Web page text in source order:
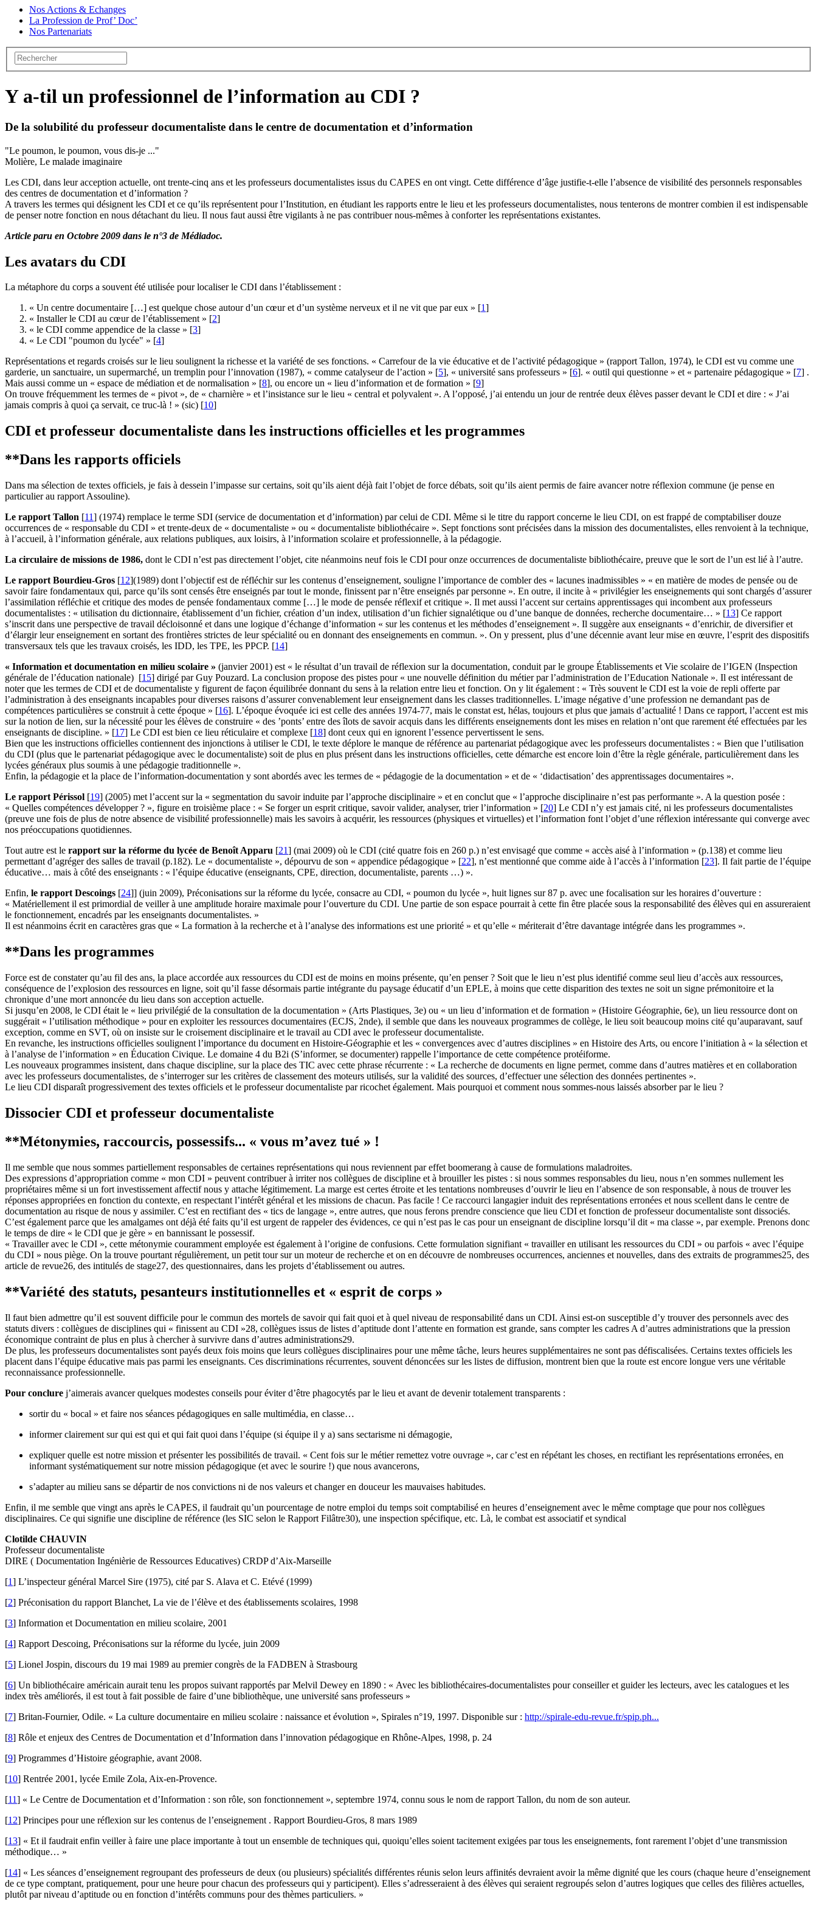
Nos Actions & Echanges
La Profession de Prof’ Doc’
Nos Partenariats
Y a-til un professionnel de l’information au CDI ?
De la solubilité du professeur documentaliste dans le centre de documentation et d’information
"Le poumon, le poumon, vous dis-je ..."
Molière, Le malade imaginaire
Les CDI, dans leur acception actuelle, ont trente-cinq ans et les professeurs documentalistes issus du CAPES en ont vingt. Cette différence d’âge justifie-t-elle l’absence de visibilité des personnels responsables
des centres de documentation et d’information ?
A travers les termes qui désignent les CDI et ce qu’ils représentent pour l’Institution, en étudiant les rapports entre le lieu et les professeurs documentalistes, nous tenterons de montrer combien il est indispensable
de penser notre fonction en nous détachant du lieu. Il nous faut aussi être vigilants à ne pas contribuer nous-mêmes à conforter les représentations existantes.
Article paru en Octobre 2009 dans le n°3 de Médiadoc.
Les avatars du CDI
La métaphore du corps a souvent été utilisée pour localiser le CDI dans l’établissement :
« Un centre documentaire […] est quelque chose autour d’un cœur et d’un système nerveux et il ne vit que par eux » [1]
« Installer le CDI au cœur de l’établissement » [2]
« le CDI comme appendice de la classe » [3]
« Le CDI "poumon du lycée" » [4]
Représentations et regards croisés sur le lieu soulignent la richesse et la variété de ses fonctions. « Carrefour de la vie éducative et de l’activité pédagogique » (rapport Tallon, 1974), le CDI est vu comme une
garderie, un sanctuaire, un supermarché, un tremplin pour l’innovation (1987), « comme catalyseur de l’action » [5], « université sans professeurs » [6]. « outil qui questionne » et « partenaire pédagogique » [7] .
Mais aussi comme un « espace de médiation et de normalisation » [8], ou encore un « lieu d’information et de formation » [9]
On trouve fréquemment les termes de « pivot », de « charnière » et l’insistance sur le lieu « central et polyvalent ». A l’opposé, j’ai entendu un jour de rentrée deux élèves passer devant le CDI et dire : « J’ai
jamais compris à quoi ça servait, ce truc-là ! » (sic) [10]
CDI et professeur documentaliste dans les instructions officielles et les programmes
**Dans les rapports officiels
Dans ma sélection de textes officiels, je fais à dessein l’impasse sur certains, soit qu’ils aient déjà fait l’objet de force débats, soit qu’ils aient permis de faire avancer notre réflexion commune (je pense en
particulier au rapport Assouline).
Le rapport Tallon [11] (1974) remplace le terme SDI (service de documentation et d’information) par celui de CDI. Même si le titre du rapport concerne le lieu CDI, on est frappé de comptabiliser douze
occurrences de « responsable du CDI » et trente-deux de « documentaliste » ou « documentaliste bibliothécaire ». Sept fonctions sont précisées dans la mission des documentalistes, elles renvoient à la technique,
à l’accueil, à l’information générale, aux relations publiques, aux loisirs, à l’information scolaire et professionnelle, à la pédagogie.
La circulaire de missions de 1986, dont le CDI n’est pas directement l’objet, cite néanmoins neuf fois le CDI pour onze occurrences de documentaliste bibliothécaire, preuve que le sort de l’un est lié à l’autre.
Le rapport Bourdieu-Gros [12](1989) dont l’objectif est de réfléchir sur les contenus d’enseignement, souligne l’importance de combler des « lacunes inadmissibles » « en matière de modes de pensée ou de
savoir faire fondamentaux qui, parce qu’ils sont censés être enseignés par tout le monde, finissent par n’être enseignés par personne ». En outre, il incite à « privilégier les enseignements qui sont chargés d’assurer
l’assimilation réfléchie et critique des modes de pensée fondamentaux comme […] le mode de pensée réflexif et critique ». Il met aussi l’accent sur certains apprentissages qui incombent aux professeurs
documentalistes : « utilisation du dictionnaire, établissement d’un fichier, création d’un index, utilisation d’un fichier signalétique ou d’une banque de données, recherche documentaire… » [13] Ce rapport
s’inscrit dans une perspective de travail décloisonné et dans une logique d’échange d’information « sur les contenus et les méthodes d’enseignement ». Il suggère aux enseignants « d’enrichir, de diversifier et
d’élargir leur enseignement en sortant des frontières strictes de leur spécialité ou en donnant des enseignements en commun. ». On y pressent, plus d’une décennie avant leur mise en œuvre, l’esprit des dispositifs
transversaux tels que les travaux croisés, les IDD, les TPE, les PPCP. [14]
« Information et documentation en milieu scolaire » (janvier 2001) est « le résultat d’un travail de réflexion sur la documentation, conduit par le groupe Établissements et Vie scolaire de l’IGEN (Inspection
générale de l’éducation nationale) [15] dirigé par Guy Pouzard. La conclusion propose des pistes pour « une nouvelle définition du métier par l’administration de l’Education Nationale ». Il est intéressant de
noter que les termes de CDI et de documentaliste y figurent de façon équilibrée donnant du sens à la relation entre lieu et fonction. On y lit également : « Très souvent le CDI est la voie de repli offerte par
l’administration à des enseignants incapables pour diverses raisons d’assurer convenablement leur enseignement dans les classes traditionnelles. L’image négative d’une profession ne demandant pas de
compétences particulières se construit à cette époque » [16]. L’époque évoquée ici est celle des années 1974-77, mais le constat est, hélas, toujours et plus que jamais d’actualité ! Dans ce rapport, l’accent est mis
sur la notion de lien, sur la nécessité pour les élèves de construire « des ’ponts’ entre des îlots de savoir acquis dans les différents enseignements dont les mises en relation n’ont que rarement été effectuées par les
enseignants de discipline. » [17] Le CDI est bien ce lieu réticulaire et complexe [18] dont ceux qui en ignorent l’essence pervertissent le sens.
Bien que les instructions officielles contiennent des injonctions à utiliser le CDI, le texte déplore le manque de référence au partenariat pédagogique avec les professeurs documentalistes : « Bien que l’utilisation
du CDI (plus que le partenariat pédagogique avec le documentaliste) soit de plus en plus présent dans les instructions officielles, cette démarche est encore loin d’être la règle générale, particulièrement dans les
lycées généraux plus soumis à une pédagogie traditionnelle ».
Enfin, la pédagogie et la place de l’information-documentation y sont abordés avec les termes de « pédagogie de la documentation » et de « ‘didactisation’ des apprentissages documentaires ».
Le rapport Périssol [19] (2005) met l’accent sur la « segmentation du savoir induite par l’approche disciplinaire » et en conclut que « l’approche disciplinaire n’est pas performante ». A la question posée :
« Quelles compétences développer ? », figure en troisième place : « Se forger un esprit critique, savoir valider, analyser, trier l’information » [20] Le CDI n’y est jamais cité, ni les professeurs documentalistes
(preuve une fois de plus de notre absence de visibilité professionnelle) mais les savoirs à acquérir, les ressources (physiques et virtuelles) et l’information font l’objet d’une réflexion intéressante qui converge avec
nos préoccupations quotidiennes.
Tout autre est le rapport sur la réforme du lycée de Benoît Apparu [21] (mai 2009) où le CDI (cité quatre fois en 260 p.) n’est envisagé que comme « accès aisé à l’information » (p.138) et comme lieu
permettant d’agréger des salles de travail (p.182). Le « documentaliste », dépourvu de son « appendice pédagogique » [22], n’est mentionné que comme aide à l’accès à l’information [23]. Il fait partie de l’équipe
éducative… mais à côté des enseignants : « l’équipe éducative (enseignants, CPE, direction, documentaliste, parents …) ».
Enfin, le rapport Descoings [24]] (juin 2009), Préconisations sur la réforme du lycée, consacre au CDI, « poumon du lycée », huit lignes sur 87 p. avec une focalisation sur les horaires d’ouverture :
« Matériellement il est primordial de veiller à une amplitude horaire maximale pour l’ouverture du CDI. Une partie de son espace pourrait à cette fin être placée sous la responsabilité des élèves qui en assureraient
le fonctionnement, encadrés par les enseignants documentalistes. »
Il est néanmoins écrit en caractères gras que « La formation à la recherche et à l’analyse des informations est une priorité » et qu’elle « mériterait d’être davantage intégrée dans les programmes ».
**Dans les programmes
Force est de constater qu’au fil des ans, la place accordée aux ressources du CDI est de moins en moins présente, qu’en penser ? Soit que le lieu n’est plus identifié comme seul lieu d’accès aux ressources,
conséquence de l’explosion des ressources en ligne, soit qu’il fasse désormais partie intégrante du paysage éducatif d’un EPLE, à moins que cette disparition des textes ne soit un signe prémonitoire et la
chronique d’une mort annoncée du lieu dans son acception actuelle.
Si jusqu’en 2008, le CDI était le « lieu privilégié de la consultation de la documentation » (Arts Plastiques, 3e) ou « un lieu d’information et de formation » (Histoire Géographie, 6e), un lieu ressource dont on
suggérait « l’utilisation méthodique » pour en exploiter les ressources documentaires (ECJS, 2nde), il semble que dans les nouveaux programmes de collège, le lieu soit beaucoup moins cité qu’auparavant, sauf
exception, comme en SVT, où on insiste sur le croisement disciplinaire et le travail au CDI avec le professeur documentaliste.
En revanche, les instructions officielles soulignent l’importance du document en Histoire-Géographie et les « convergences avec d’autres disciplines » en Histoire des Arts, ou encore l’initiation à « la sélection et
à l’analyse de l’information » en Éducation Civique. Le domaine 4 du B2i (S’informer, se documenter) rappelle l’importance de cette compétence protéiforme.
Les nouveaux programmes insistent, dans chaque discipline, sur la place des TIC avec cette phrase récurrente : « La recherche de documents en ligne permet, comme dans d’autres matières et en collaboration
avec les professeurs documentalistes, de s’interroger sur les critères de classement des moteurs utilisés, sur la validité des sources, d’effectuer une sélection des données pertinentes ».
Le lieu CDI disparaît progressivement des textes officiels et le professeur documentaliste par ricochet également. Mais pourquoi et comment nous sommes-nous laissés absorber par le lieu ?
Dissocier CDI et professeur documentaliste
**Métonymies, raccourcis, possessifs... « vous m’avez tué » !
Il me semble que nous sommes partiellement responsables de certaines représentations qui nous reviennent par effet boomerang à cause de formulations maladroites.
Des expressions d’appropriation comme « mon CDI » peuvent contribuer à irriter nos collègues de discipline et à brouiller les pistes : si nous sommes responsables du lieu, nous n’en sommes nullement les
propriétaires même si un fort investissement affectif nous y attache légitimement. La marge est certes étroite et les tentations nombreuses d’ouvrir le lieu en l’absence de son responsable, à nous de trouver les
réponses appropriées en fonction du contexte, en respectant l’intérêt général et les missions de chacun. Pas facile ! Ce raccourci langagier induit des représentations erronées et nous scellent dans le centre de
documentation au risque de nous y assimiler. C’est en rectifiant des « tics de langage », entre autres, que nous ferons prendre conscience que lieu CDI et fonction de professeur documentaliste sont dissociés.
C’est également parce que les amalgames ont déjà été faits qu’il est urgent de rappeler des évidences, ce qui n’est pas le cas pour un enseignant de discipline lorsqu’il dit « ma classe », par exemple. Prenons donc
le temps de dire « le CDI que je gère » en bannissant le possessif.
« Travailler avec le CDI », cette métonymie couramment employée est également à l’origine de confusions. Cette formulation signifiant « travailler en utilisant les ressources du CDI » ou parfois « avec l’équipe
du CDI » nous piège. On la trouve pourtant régulièrement, un petit tour sur un moteur de recherche et on en découvre de nombreuses occurrences, anciennes et nouvelles, dans des extraits de programmes25, des
article de revue26, des intitulés de stage27, des questionnaires, dans les projets d’établissement ou autres.
**Variété des statuts, pesanteurs institutionnelles et « esprit de corps »
Il faut bien admettre qu’il est souvent difficile pour le commun des mortels de savoir qui fait quoi et à quel niveau de responsabilité dans un CDI. Ainsi est-on susceptible d’y trouver des personnels avec des
statuts divers : collègues de disciplines qui « finissent au CDI »28, collègues issus de listes d’aptitude dont l’attente en formation est grande, sans compter les cadres A d’autres administrations que la pression
économique contraint de plus en plus à chercher à survivre dans d’autres administrations29.
De plus, les professeurs documentalistes sont payés deux fois moins que leurs collègues disciplinaires pour une même tâche, leurs heures supplémentaires ne sont pas défiscalisées. Certains textes officiels les
placent dans l’équipe éducative mais pas parmi les enseignants. Ces discriminations récurrentes, souvent dénoncées sur les listes de diffusion, montrent bien que la route est encore longue vers une véritable
reconnaissance professionnelle.
Pour conclure j’aimerais avancer quelques modestes conseils pour éviter d’être phagocytés par le lieu et avant de devenir totalement transparents :
sortir du « bocal » et faire nos séances pédagogiques en salle multimédia, en classe…
informer clairement sur qui est qui et qui fait quoi dans l’équipe (si équipe il y a) sans sectarisme ni démagogie,
expliquer quelle est notre mission et présenter les possibilités de travail. « Cent fois sur le métier remettez votre ouvrage », car c’est en répétant les choses, en rectifiant les représentations erronées, en
informant systématiquement sur notre mission pédagogique (et avec le sourire !) que nous avancerons,
s’adapter au milieu sans se départir de nos convictions ni de nos valeurs et changer en douceur les mauvaises habitudes.
Enfin, il me semble que vingt ans après le CAPES, il faudrait qu’un pourcentage de notre emploi du temps soit comptabilisé en heures d’enseignement avec le même comptage que pour nos collègues
disciplinaires. Ce qui signifie une discipline de référence (les SIC selon le Rapport Filâtre30), une inspection spécifique, etc. Là, le combat est associatif et syndical
Clotilde CHAUVIN
Professeur documentaliste
DIRE ( Documentation Ingénièrie de Ressources Educatives) CRDP d’Aix-Marseille
[1] L’inspecteur général Marcel Sire (1975), cité par S. Alava et C. Etévé (1999)
[2] Préconisation du rapport Blanchet, La vie de l’élève et des établissements scolaires, 1998
[3] Information et Documentation en milieu scolaire, 2001
[4] Rapport Descoing, Préconisations sur la réforme du lycée, juin 2009
[5] Lionel Jospin, discours du 19 mai 1989 au premier congrès de la FADBEN à Strasbourg
[6] Un bibliothécaire américain aurait tenu les propos suivant rapportés par Melvil Dewey en 1890 : « Avec les bibliothécaires-documentalistes pour conseiller et guider les lecteurs, avec les catalogues et les
index très améliorés, il est tout à fait possible de faire d’une bibliothèque, une université sans professeurs »
[7] Britan-Fournier, Odile. « La culture documentaire en milieu scolaire : naissance et évolution », Spirales n°19, 1997. Disponible sur : http://spirale-edu-revue.fr/spip.ph...
[8] Rôle et enjeux des Centres de Documentation et d’Information dans l’innovation pédagogique en Rhône-Alpes, 1998, p. 24
[9] Programmes d’Histoire géographie, avant 2008.
[10] Rentrée 2001, lycée Emile Zola, Aix-en-Provence.
[11] « Le Centre de Documentation et d’Information : son rôle, son fonctionnement », septembre 1974, connu sous le nom de rapport Tallon, du nom de son auteur.
[12] Principes pour une réflexion sur les contenus de l’enseignement . Rapport Bourdieu-Gros, 8 mars 1989
[13] « Et il faudrait enfin veiller à faire une place importante à tout un ensemble de techniques qui, quoiqu’elles soient tacitement exigées par tous les enseignements, font rarement l’objet d’une transmission
méthodique… »
[14] « Les séances d’enseignement regroupant des professeurs de deux (ou plusieurs) spécialités différentes réunis selon leurs affinités devraient avoir la même dignité que les cours (chaque heure d’enseignement
de ce type comptant, pratiquement, pour une heure pour chacun des professeurs qui y participent). Elles s’adresseraient à des élèves qui seraient regroupés selon d’autres logiques que celles des filières actuelles,
plutôt par niveau d’aptitude ou en fonction d’intérêts communs pour des thèmes particuliers. »